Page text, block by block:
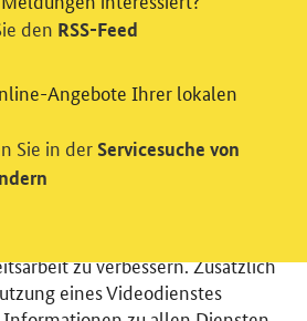
Tracking und / oder
Stelle um Ihre Einwilligung für
unserer Webseite: Wir
zu verbessern. Zusätzlich
eines Videodienstes
den RSS-Feed
Angebote Ihrer lokalen
Sie in der Servicesuche von